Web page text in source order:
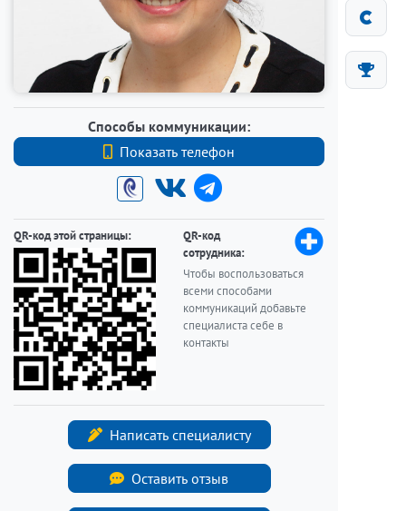
Способы коммуникации:
Показать телефон
+7 (812) 740-70-40
QR-код этой страницы:
QR-код
сотрудника:
Чтобы воспользоваться
всеми способами
коммуникаций добавьте
специалиста себе в
контакты
Написать специалисту
Оставить отзыв